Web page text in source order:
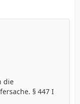
die
§ 447 I